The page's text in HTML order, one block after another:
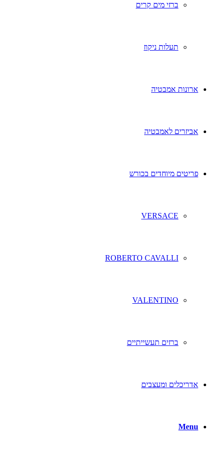
ברזי מים קרים
תעלות ניקוז
ארונות אמבטיה
אביזרים לאמבטיה
פריטים מיוחדים בכורש
VERSACE
ROBERTO CAVALLI
VALENTINO
ברזים תעשייתיים
אדריכלים ומעצבים
Menu